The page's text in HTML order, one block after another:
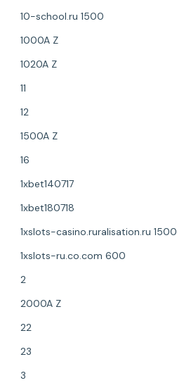
10-school.ru 1500
1000A Z
1020A Z
11
12
1500A Z
16
1xbet140717
1xbet180718
1xslots-casino.ruralisation.ru 1500
1xslots-ru.co.com 600
2
2000A Z
22
23
3